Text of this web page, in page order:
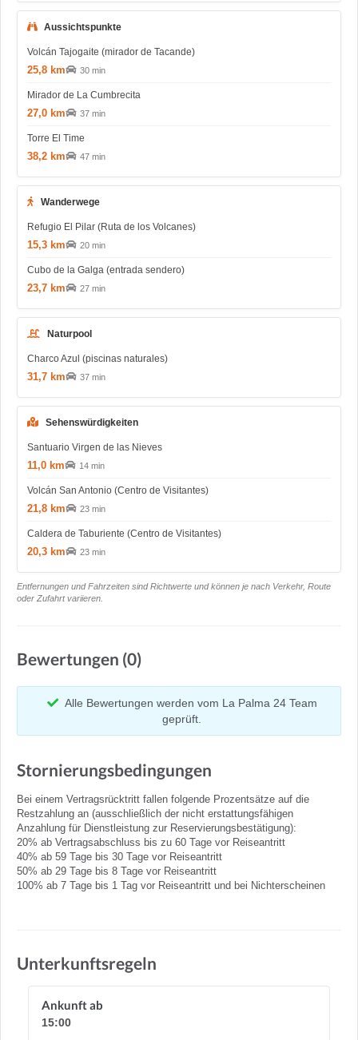
Aussichtspunkte
Volcán Tajogaite (mirador de Tacande)
25,8 km 30 min
Mirador de La Cumbrecita
27,0 km 37 min
Torre El Time
38,2 km 47 min
Wanderwege
Refugio El Pilar (Ruta de los Volcanes)
15,3 km 20 min
Cubo de la Galga (entrada sendero)
23,7 km 27 min
Naturpool
Charco Azul (piscinas naturales)
31,7 km 37 min
Sehenswürdigkeiten
Santuario Virgen de las Nieves
11,0 km 14 min
Volcán San Antonio (Centro de Visitantes)
21,8 km 23 min
Caldera de Taburiente (Centro de Visitantes)
20,3 km 23 min
Entfernungen und Fahrzeiten sind Richtwerte und können je nach Verkehr, Route
oder Zufahrt variieren.
Bewertungen (0)
Alle Bewertungen werden vom La Palma 24 Team
geprüft.
Stornierungsbedingungen
Bei einem Vertragsrücktritt fallen folgende Prozentsätze auf die
Restzahlung an (ausschließlich der nicht erstattungsfähigen
Anzahlung für Dienstleistung zur Reservierungsbestätigung):
20% ab Vertragsabschluss bis zu 60 Tage vor Reiseantritt
40% ab 59 Tage bis 30 Tage vor Reiseantritt
50% ab 29 Tage bis 8 Tage vor Reiseantritt
100% ab 7 Tage bis 1 Tag vor Reiseantritt und bei Nichterscheinen
Unterkunftsregeln
Ankunft ab
15:00